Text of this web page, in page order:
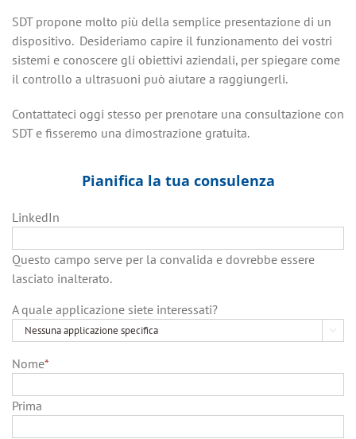
SDT propone molto più della semplice presentazione di un
dispositivo. Desideriamo capire il funzionamento dei vostri
sistemi e conoscere gli obiettivi aziendali, per spiegare come
il controllo a ultrasuoni può aiutare a raggiungerli.
Contattateci oggi stesso per prenotare una consultazione con
SDT e fisseremo una dimostrazione gratuita.
Pianifica la tua consulenza
LinkedIn
Questo campo serve per la convalida e dovrebbe essere
lasciato inalterato.
A quale applicazione siete interessati?

Nome*
Prima